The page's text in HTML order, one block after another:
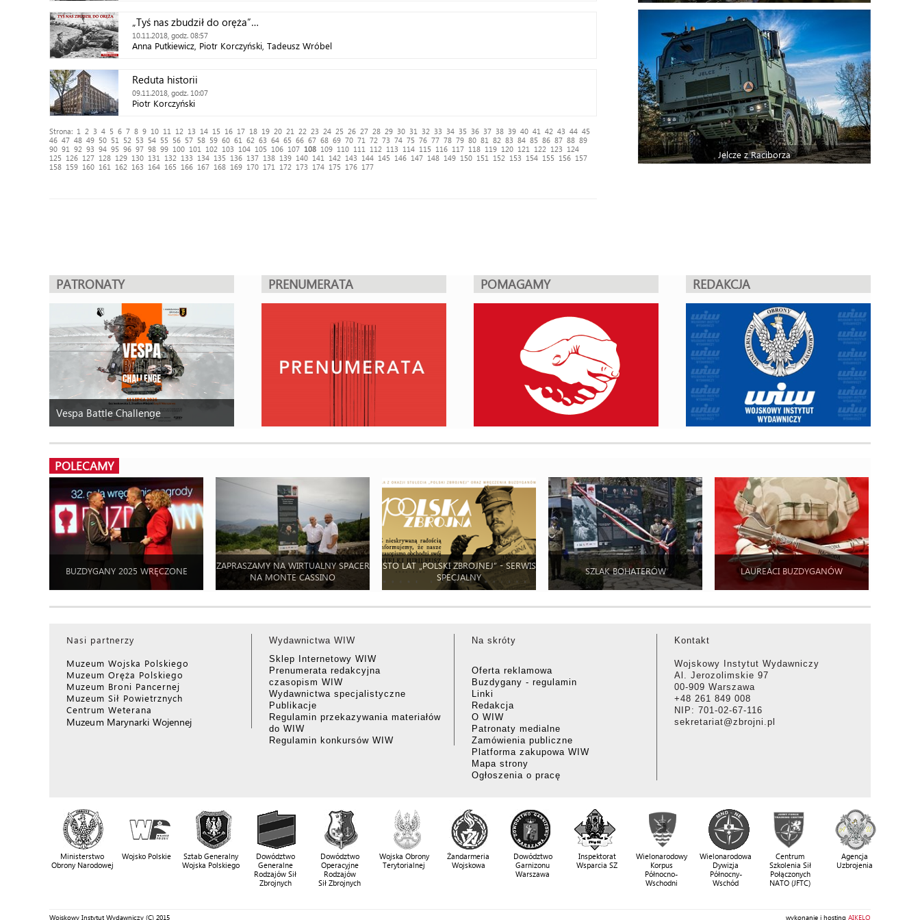
„Tyś nas zbudził do oręża”…
10.11.2018, godz. 08:57
Anna Putkiewicz, Piotr Korczyński, Tadeusz Wróbel
Reduta historii
09.11.2018, godz. 10:07
Piotr Korczyński
Strona: 1 2 3 4 5 6 7 8 9 10 11 12 13 14 15 16 17 18 19 20 21 22 23 24 25 26 27 28 29 30 31 32 33 34 35 36 37 38 39 40 41 42 43 44 45
46 47 48 49 50 51 52 53 54 55 56 57 58 59 60 61 62 63 64 65 66 67 68 69 70 71 72 73 74 75 76 77 78 79 80 81 82 83 84 85 86 87 88 89
90 91 92 93 94 95 96 97 98 99 100 101 102 103 104 105 106 107 108 109 110 111 112 113 114 115 116 117 118 119 120 121 122 123
124
125
126 127 128 129 130 131 132 133 134 135 136 137 138 139 140 141 142 143 144 145 146 147 148 149 150 151 152 153 154 155 156 157
158 159 160 161 162 163 164 165 166 167 168 169 170 171 172 173 174 175 176 177
Jelcze z Raciborza
PATRONATY
Vespa Battle Challenge
PRENUMERATA POMAGAMY REDAKCJA
POLECAMY
BUZDYGANY 2025 WRĘCZONE
ZAPRASZAMY NA WIRTUALNY SPACER
NA MONTE CASSINO
STO LAT „POLSKI ZBROJNEJ” - SERWIS
SPECJALNY
SZLAK BOHATERÓW LAUREACI BUZDYGANÓW
Nasi partnerzy
Muzeum Wojska Polskiego
Muzeum Oręża Polskiego
Muzeum Broni Pancernej
Muzeum Sił Powietrznych
Centrum Weterana
Muzeum Marynarki Wojennej
Wydawnictwa WIW
Sklep Internetowy WIW
Prenumerata redakcyjna
czasopism WIW
Wydawnictwa specjalistyczne
Publikacje
Regulamin przekazywania materiałów
do WIW
Regulamin konkursów WIW
Na skróty
Oferta reklamowa
Buzdygany - regulamin
Linki
Redakcja
O WIW
Patronaty medialne
Zamówienia publiczne
Platforma zakupowa WIW
Mapa strony
Ogłoszenia o pracę
Kontakt
Wojskowy Instytut Wydawniczy
Al. Jerozolimskie 97
00-909 Warszawa
+48 261 849 008
NIP: 701-02-67-116
sekretariat@zbrojni.pl
Ministerstwo
Obrony Narodowej
Wojsko Polskie
Sztab Generalny
Wojska Polskiego
Dowództwo
Generalne
Rodzajów Sił
Zbrojnych
Dowództwo
Operacyjne
Rodzajów
Sił Zbrojnych
Wojska Obrony
Terytorialnej
Żandarmeria
Wojskowa
Dowództwo
Garnizonu
Warszawa
Inspektorat
Wsparcia SZ
Wielonarodowy
Korpus
Północno-
Wschodni
Wielonarodowa
Dywizja
Północny-
Wschód
Centrum
Szkolenia Sił
Połączonych
NATO (JFTC)
Agencja
Uzbrojenia
Wojskowy Instytut Wydawniczy (C) 2015 wykonanie i hosting AIKELO